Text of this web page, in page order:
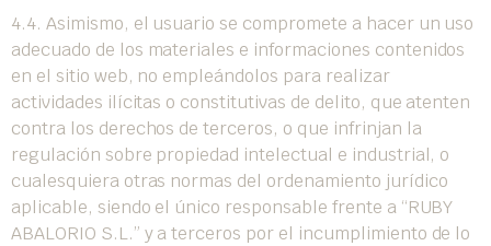
4.4. Asimismo, el usuario se compromete a hacer un uso
adecuado de los materiales e informaciones contenidos
en el sitio web, no empleándolos para realizar
actividades ilícitas o constitutivas de delito, que atenten
contra los derechos de terceros, o que infrinjan la
regulación sobre propiedad intelectual e industrial, o
cualesquiera otras normas del ordenamiento jurídico
aplicable, siendo el único responsable frente a “RUBY
ABALORIO S.L.” y a terceros por el incumplimiento de lo